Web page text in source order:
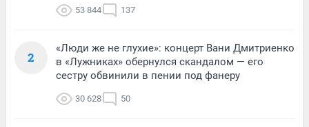
53 844 137
2
«Люди же не глухие»: концерт Вани Дмитриенко
в «Лужниках» обернулся скандалом — его
сестру обвинили в пении под фанеру
30 628 50